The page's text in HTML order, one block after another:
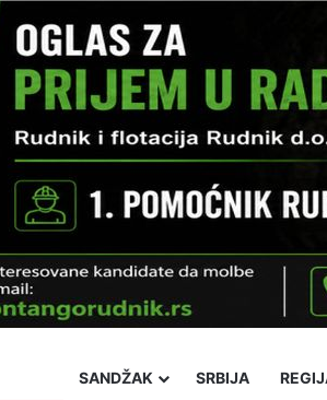
SANDŽAK SRBIJA